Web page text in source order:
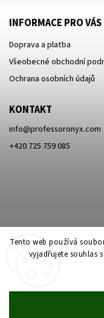
Tento web používá
vyjadřujete souhlas
INFORMACE PRO VÁS
Doprava a platba
Všeobecné obchodní
Ochrana osobních údajů
KONTAKT
info@professoronyx.com
+420 725 759 085